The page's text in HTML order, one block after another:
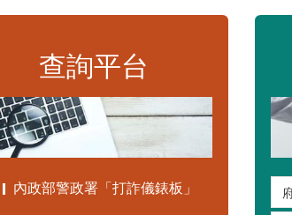
查詢平台
內政部警政署「打詐儀錶板」